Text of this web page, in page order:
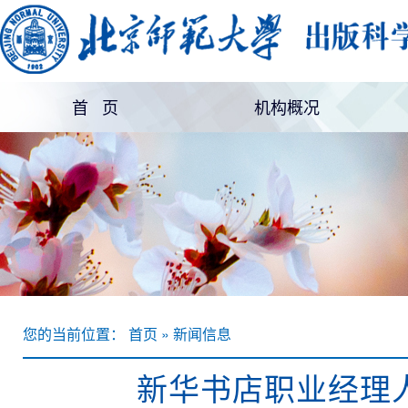
首 页 机构概况
您的当前位置： 首页 » 新闻信息
新华书店职业经理